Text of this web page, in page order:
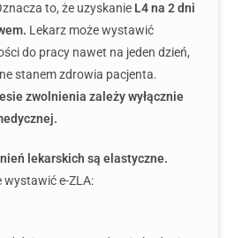
to, że uzyskanie L4 na 2 dni
Lekarz może wystawić
do pracy nawet na jeden dzień,
stanem zdrowia pacjenta.
zwolnienia zależy wyłącznie
lekarskich są elastyczne.
e-ZLA: